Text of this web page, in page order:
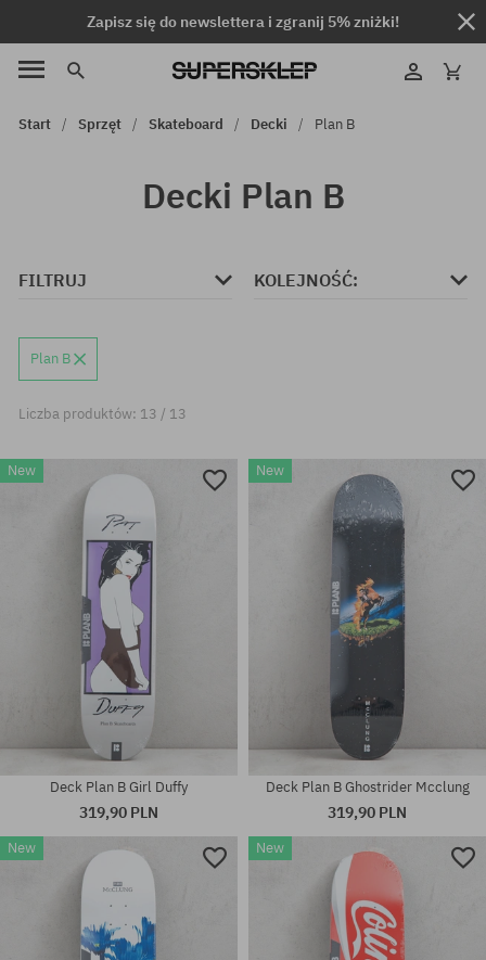
Zapisz się do newslettera i zgranij 5% zniżki!
Start Sprzęt Skateboard Decki Plan B
Decki Plan B
FILTRUJ KOLEJNOŚĆ:
Plan B
Liczba produktów: 13 / 13
New
Deck Plan B Girl Duffy
319,90 PLN
New
Deck Plan B Ghostrider Mcclung
319,90 PLN
New New